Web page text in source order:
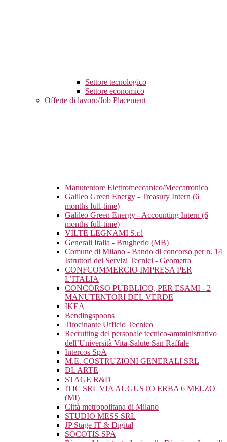
Settore tecnologico
Settore economico
Offerte di lavoro/Job Placement
Manutentore Elettromeccanico/Meccatronico
Galileo Green Energy - Treasury Intern (6
months full-time)
Galileo Green Energy - Accounting Intern (6
months full-time)
VILTE LEGNAMI S.r.l
Generali Italia - Brugherio (MB)
Comune di Milano - Bando di concorso per n. 14
Istruttori dei Servizi Tecnici - Geometra
CONFCOMMERCIO IMPRESA PER
L’ITALIA
CONCORSO PUBBLICO, PER ESAMI - 2
MANUTENTORI DEL VERDE
IKEA
Bendingspoons
Tirocinante Ufficio Tecnico
Recruiting del personale tecnico-amministrativo
dell’Università Vita-Salute San Raffale
Intercos SpA
M.E. COSTRUZIONI GENERALI SRL
DL ARTE
STAGE R&D
ITIC SRL VIA AUGUSTO ERBA 6 MELZO
(MI)
Città metropolitana di Milano
STUDIO MESS SRL
JP Stage IT & Digital
SOCOTIS SPA